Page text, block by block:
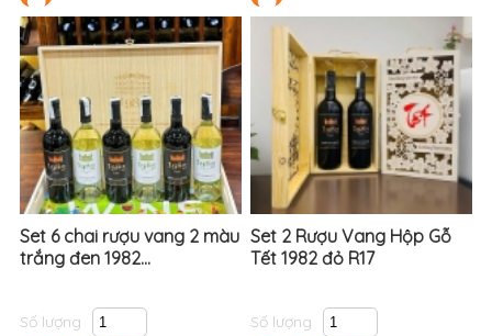
Set 6 chai rượu vang 2 màu
trắng đen 1982...
Số lượng
Set 2 Rượu Vang Hộp Gỗ
Tết 1982 đỏ R17
Số lượng